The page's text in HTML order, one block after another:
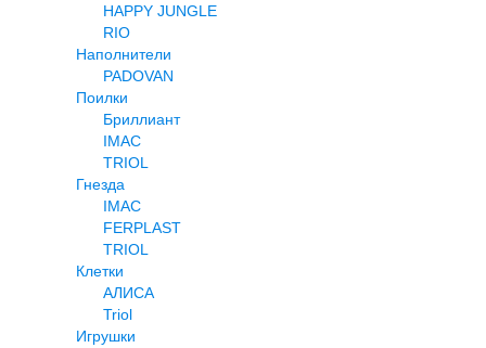
HAPPY JUNGLE
RIO
Наполнители
PADOVAN
Поилки
Бриллиант
IMAC
TRIOL
Гнезда
IMAC
FERPLAST
TRIOL
Клетки
АЛИСА
Triol
Игрушки